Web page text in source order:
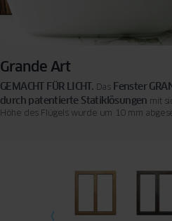
Grande Art
GEMACHT FÜR LICHT. Das Fenster
durch patentierte Statiklösungen mit
Höhe des Flügels wurde um 10 mm